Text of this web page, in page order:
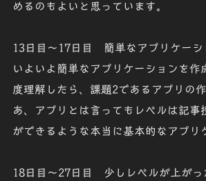
めるのもよいと思っています。
13日目～17日目
簡単なアプリケーシ
いよいよ簡単なアプリケーションを作
度理解したら、課題2であるアプリの
あ、アプリとは言ってもレベルは記
ができるような本当に基本的なアプリ
18日目～27日目
少しレベルが上がっ